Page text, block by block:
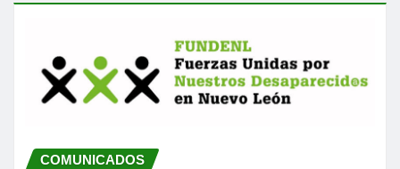
COMUNICADOS